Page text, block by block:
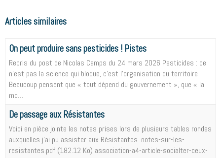
Articles similaires
On peut produire sans pesticides ! Pistes
Repris du post de Nicolas Camps du 24 mars 2026 Pesticides : ce
n’est pas la science qui bloque, c’est l’organisation du territoire
Beaucoup pensent que « tout dépend du gouvernement », que « la
mo…
De passage aux Résistantes
Voici en pièce jointe les notes prises lors de plusieurs tables rondes
auxquelles j'ai pu assister aux Résistantes. notes-sur-les-
resistantes.pdf (182.12 Ko) association-a4-article-socialter-ceux-